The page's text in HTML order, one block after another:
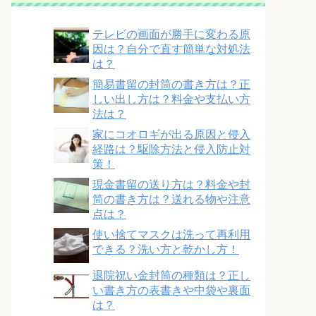
テレビの画面が勝手に変わる原
因は？自分で直す簡単な対処法
は？
簡易書留の封筒の書き方は？正
しい出し方は？料金や支払い方
法は？
家にコオロギが出る原因と侵入
経路は？駆除方法と侵入防止対
策！
現金書留の送り方は？料金や封
筒の書き方は？送れる物や注意
点は？
使い捨てマスクは洗って再利用
できる？洗い方と乾かし方！
退院祝い金封筒の種類は？正し
い書き方の表書きや中袋や裏面
は？